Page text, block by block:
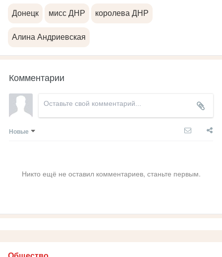
Донецк мисс ДНР королева ДНР
Алина Андриевская
Комментарии
Новые
Никто ещё не оставил комментариев, станьте первым.